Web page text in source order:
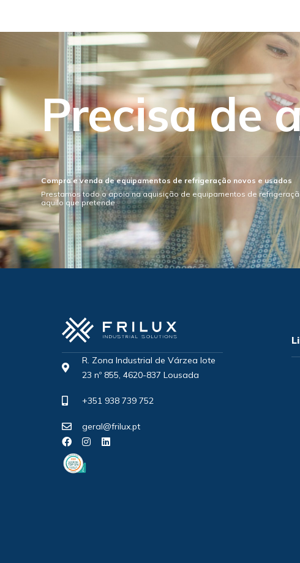
Precisa de
Compra e venda de equipamentos de refrigeração novos e usados
Prestamos todo o apoio na aquisição de equipamentos de
aquilo que pretende.
R. Zona Industrial de Várzea lote
23 nº 855, 4620-837 Lousada
+351 938 739 752
geral@frilux.pt